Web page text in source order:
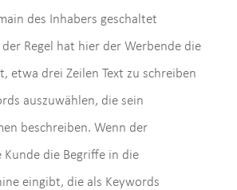
des Inhabers geschaltet
Regel hat hier der Werbende die
etwa drei Zeilen Text zu schreiben
auszuwählen, die sein
beschreiben. Wenn der
Kunde die Begriffe in die
eingibt, die als Keywords